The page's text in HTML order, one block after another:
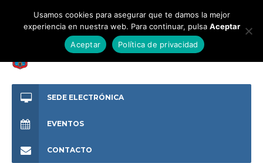
SEDE ELECTRÓNICA
EVENTOS
CONTACTO
Usamos cookies para asegurar que te damos la mejor
experiencia en nuestra web. Para continuar, pulsa Aceptar
Aceptar
Política de privacidad